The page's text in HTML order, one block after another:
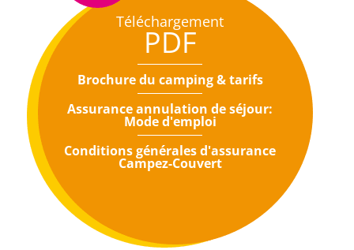
Téléchargement
PDF
Brochure du camping & tarifs
Assurance annulation de séjour:
Mode d'emploi
Conditions générales d'assurance
Campez-Couvert